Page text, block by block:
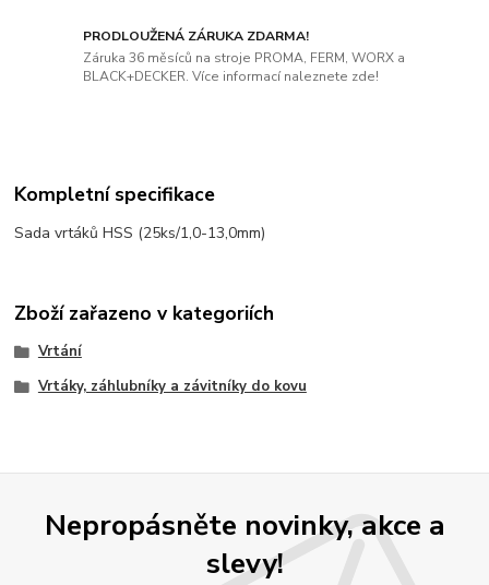
PRODLOUŽENÁ ZÁRUKA ZDARMA!
Záruka 36 měsíců na stroje PROMA, FERM, WORX a
BLACK+DECKER. Více informací naleznete zde!
Kompletní specifikace
Sada vrtáků HSS (25ks/1,0-13,0mm)
Zboží zařazeno v kategoriích
Vrtání
Vrtáky, záhlubníky a závitníky do kovu
Nepropásněte novinky, akce a
slevy!